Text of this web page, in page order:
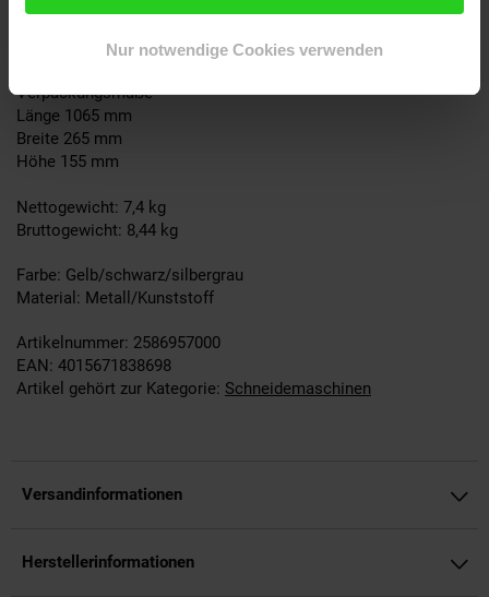
Nur notwendige Cookies verwenden
Verpackungsmaße
Länge 1065 mm
Breite 265 mm
Höhe 155 mm
Nettogewicht: 7,4 kg
Bruttogewicht: 8,44 kg
Farbe: Gelb/schwarz/silbergrau
Material: Metall/Kunststoff
Artikelnummer: 2586957000
EAN: 4015671838698
Artikel gehört zur Kategorie: Schneidemaschinen
Versandinformationen
Herstellerinformationen